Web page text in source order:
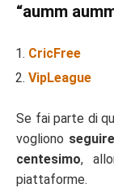
“aumm
CricFree
VipLeague
Se fai parte di
vogliono
centesimo,
piattaforme.